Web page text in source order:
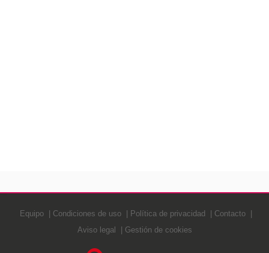
Equipo Condiciones de uso Política de privacidad
Contacto
Aviso legal
Gestión de cookies